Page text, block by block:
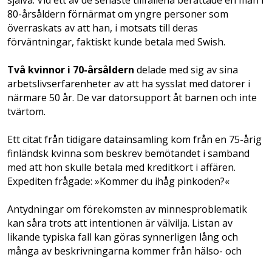
80-årsåldern förnärmat om yngre personer som
överraskats av att han, i motsats till deras
förväntningar, faktiskt kunde betala med Swish.
Två kvinnor i 70-årsåldern delade med sig ­av sina
arbetslivserfarenheter av att ha sysslat med datorer i
närmare 50 år. De var dator­support åt barnen och inte
tvärtom.
Ett cit­at från tidigare datainsamling kom från en 75-årig
finländsk kvinna som beskrev be­mötandet i samband
med att hon skulle ­betala med kreditkort i affären.
Expediten frågade: ­»Kommer du ­ihåg pinkoden?«
Antydningar om förekomsten av minnesproblematik
kan såra trots att intentionen är välvilja. Listan av
likande typiska fall kan göras synnerligen lång och
många av beskrivningarna kommer från hälso- och